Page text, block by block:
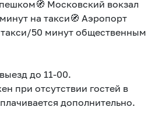
Московский вокзал
на такси🧭 Аэропорт
50 минут общественным
до 11-00.
при отсутствии гостей в
дополнительно.